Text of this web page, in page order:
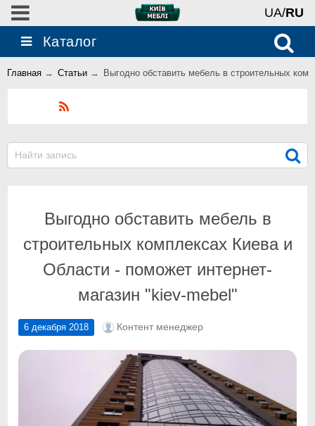
UA/RU
Каталог
Главная → Статьи → Выгодно обставить мебель в строительных
Выгодно обставить мебель в
строительных комплексах Киева и
Области - поможет интернет-
магазин "kiev-mebel"
6 декабря 2018 Контент менеджер